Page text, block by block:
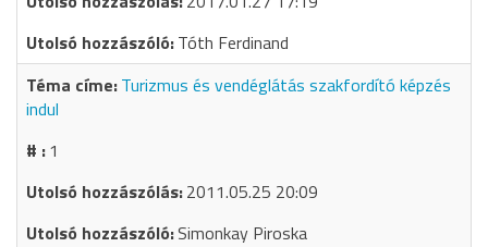
Tóth Ferdinand
Turizmus és vendéglátás szakfordító képzés
indul
1
2011.05.25 20:09
Simonkay Piroska